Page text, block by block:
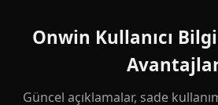
Onwin Kullanıcı
Güncel açıklamalar, sade